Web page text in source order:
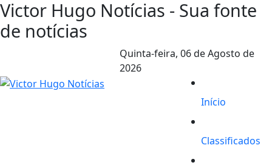
Victor Hugo Notícias - Sua fonte
de notícias
Quinta-feira, 06 de Agosto de
2026
Início
Classificados